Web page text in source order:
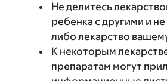
Не делитесь
ребенка с другими и
либо лекарство
К некоторым
препаратам могут